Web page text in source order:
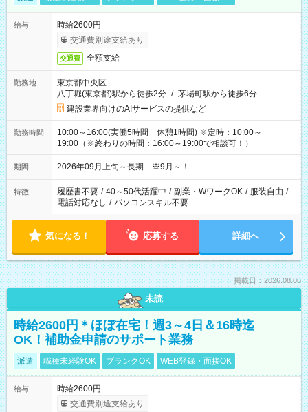
給与
時給2600円
交通費別途支給あり
交通費 全額支給
勤務地
東京都中央区
八丁堀(東京都)駅から徒歩2分 / 茅場町駅から徒歩6分
建設業界向けのAIサービスの提供など
勤務時間
10:00～16:00(実働5時間 休憩1時間) ※定時：10:00～
19:00（※終わりの時間：16:00～19:00で相談可！）
期間 2026年09月上旬～長期 ※9月～！
特徴 履歴書不要 / 40～50代活躍中 / 副業・WワークOK / 服装自由 /
電話対応なし / パソコンスキル不要
気になる！ 応募する 詳細へ
掲載日：2026.08.06
未読
時給2600円＊ほぼ在宅！週3～4日＆16時迄
OK！補助金申請のサポート業務
派遣 職種未経験OK ブランクOK WEB登録・面接OK
給与
時給2600円
交通費別途支給あり